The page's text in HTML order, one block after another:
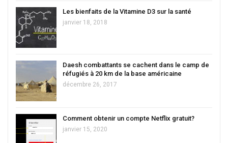
Les bienfaits de la Vitamine D3 sur la santé
janvier 18, 2018
Daesh combattants se cachent dans le camp de
réfugiés à 20 km de la base américaine
décembre 26, 2017
Comment obtenir un compte Netflix gratuit?
janvier 15, 2020